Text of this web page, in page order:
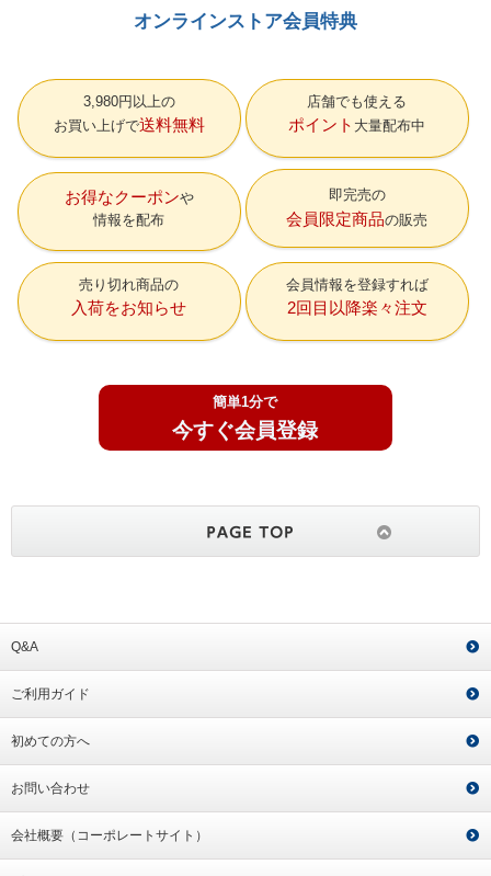
オンラインストア会員特典
3,980円以上の
お買い上げで送料無料
店舗でも使える
ポイント 大量配布中
お得なクーポン
情報を配布
即完売の
会員限定商品の販売
売り切れ商品の
入荷をお知らせ
会員情報を登録すれば
2回目以降楽々注文
簡単1分で
今すぐ会員登録
Q&A
ご利用ガイド
初めての方へ
お問い合わせ
会社概要（コーポレートサイト）